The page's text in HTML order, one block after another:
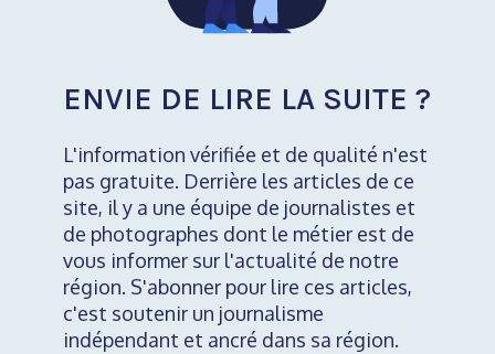
ENVIE DE LIRE LA SUITE ?
L'information vérifiée et de qualité n'est
pas gratuite. Derrière les articles de ce
site, il y a une équipe de journalistes et
de photographes dont le métier est de
vous informer sur l'actualité de notre
région. S'abonner pour lire ces articles,
c'est soutenir un journalisme
indépendant et ancré dans sa région.